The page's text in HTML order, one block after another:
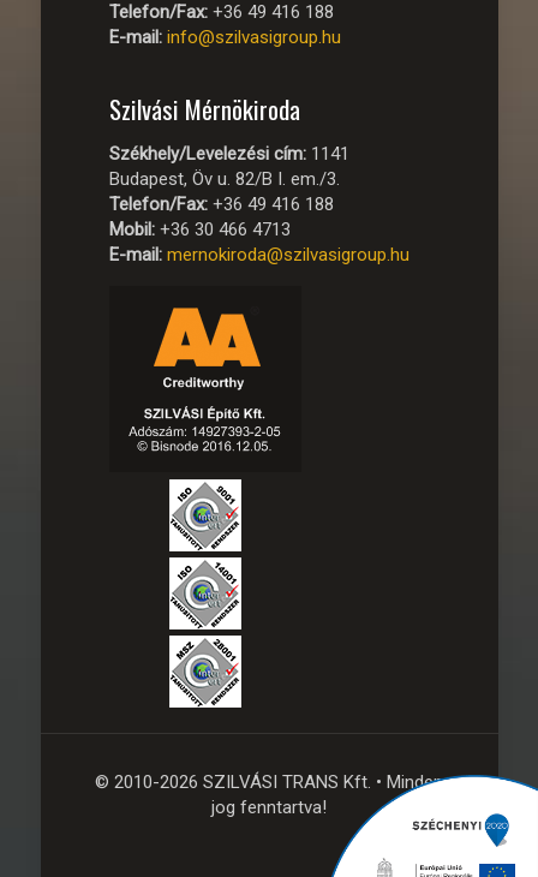
Telefon/Fax:+36 49 416 188
E-mail: info@szilvasigroup.hu
Szilvási Mérnökiroda
Székhely/Levelezési cím:1141
Budapest, Öv u. 82/B I. em./3.
Telefon/Fax:+36 49 416 188
Mobil:+36 30 466 4713
E-mail: mernokiroda@szilvasigroup.hu
© 2010-2026 SZILVÁSI TRANS Kft. • Minden
jog fenntartva!